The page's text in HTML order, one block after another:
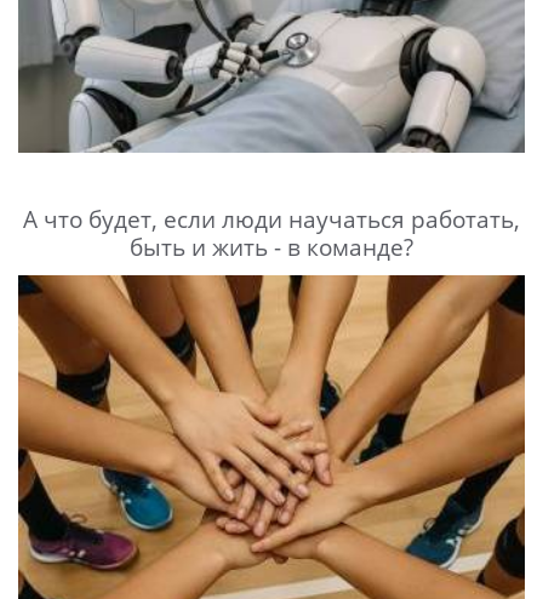
А что будет, если люди научаться работать,
быть и жить - в команде?